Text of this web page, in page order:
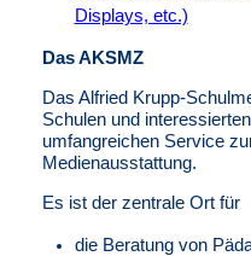
Displays, etc.)
Das AKSMZ
Das Alfried Krupp-
Schulen und
umfangreichen Service
Medienausstattung.
Es ist der zentrale Ort für
die Beratung von